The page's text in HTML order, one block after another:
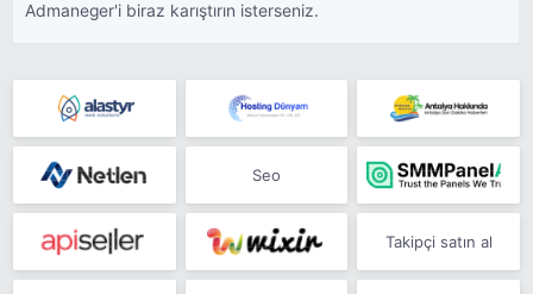
Admaneger'i biraz karıştırın isterseniz.
Seo
Takipçi satın al